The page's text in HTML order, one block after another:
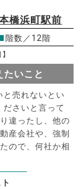
橋浜町駅前
階数／12階
いこと
と売れないとい
さいと言って
違ったし、他の
産会社や、強制
ので、何社か相